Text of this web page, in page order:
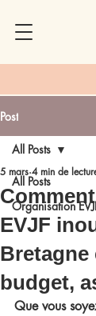
Post
All Posts
Organisation
All Posts
EVJF
Bretagne
budget,
5 mars 4 min de
Que vous